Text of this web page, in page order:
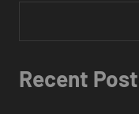
Recent